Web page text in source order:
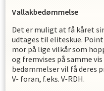
Vallakbedømmelse
Det er muligt at få kåret
udtages til eliteskue.
mor på lige vilkår som
og fremvises på samme
bedømmelser vil få
V- foran, f.eks. V-RDH.